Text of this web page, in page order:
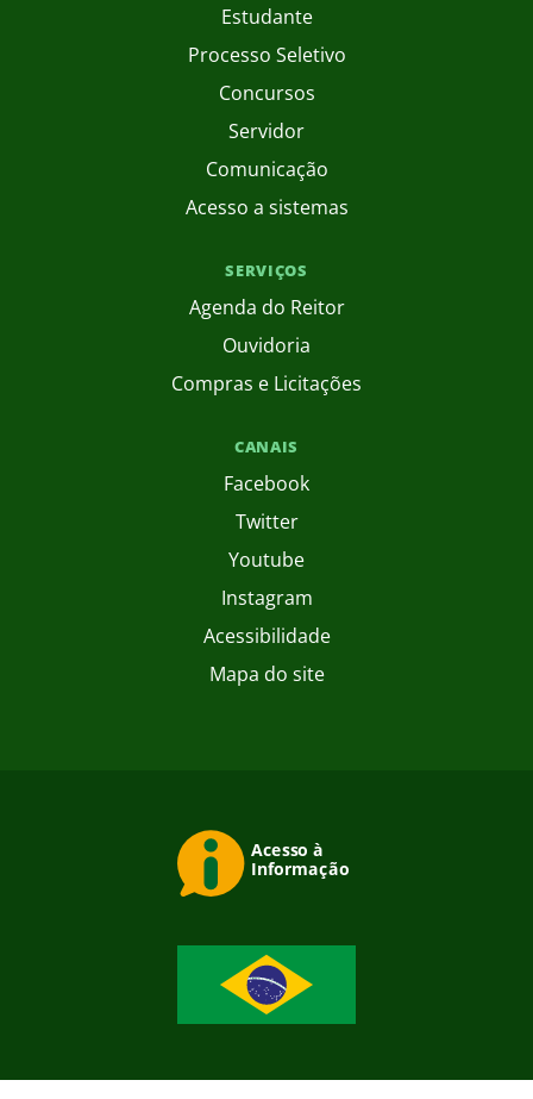
Estudante
Processo Seletivo
Concursos
Servidor
Comunicação
Acesso a sistemas
SERVIÇOS
Agenda do Reitor
Ouvidoria
Compras e Licitações
CANAIS
Facebook
Twitter
Youtube
Instagram
Acessibilidade
Mapa do site